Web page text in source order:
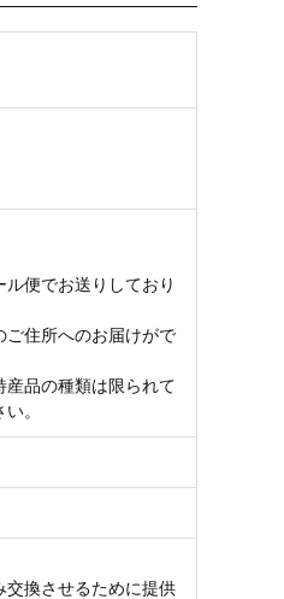
便でお送りしており
ご住所へのお届けがで
品の種類は限られて
。
交換させるために提供